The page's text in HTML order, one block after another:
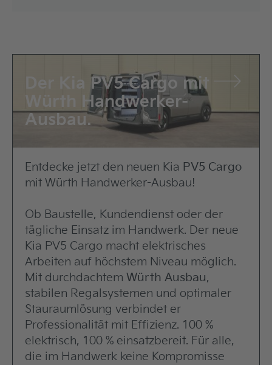
Der Kia PV5 Cargo mit
Würth Handwerker-
Ausbau.
Entdecke jetzt den neuen Kia PV5 Cargo
mit Würth Handwerker-Ausbau!
Ob Baustelle, Kundendienst oder der
tägliche Einsatz im Handwerk. Der neue
Kia PV5 Cargo macht elektrisches
Arbeiten auf höchstem Niveau möglich.
Mit durchdachtem Würth Ausbau,
stabilen Regalsystemen und optimaler
Stauraumlösung verbindet er
Professionalität mit Effizienz. 100 %
elektrisch, 100 % einsatzbereit. Für alle,
die im Handwerk keine Kompromisse